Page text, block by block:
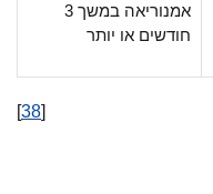
אמנוריאה במשך 3
חודשים או יותר
[38]